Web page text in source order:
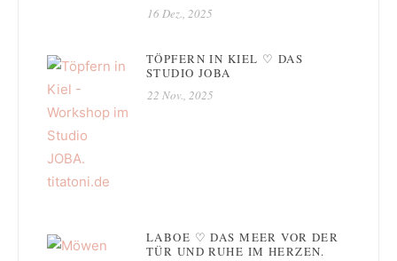
16 Dez., 2025
TÖPFERN IN KIEL ♡ DAS
STUDIO JOBA
22 Nov., 2025
LABOE ♡ DAS MEER VOR DER
TÜR UND RUHE IM HERZEN.